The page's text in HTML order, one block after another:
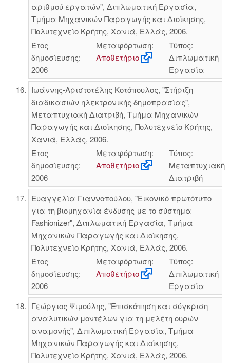
αριθμού εργατών", Διπλωματική Εργασία,
Τμήμα Μηχανικών Παραγωγής και Διοίκησης,
Πολυτεχνείο Κρήτης, Χανιά, Ελλάς, 2006.
Έτος
δημοσίευσης:
2006
Μεταφόρτωση:
Αποθετήριο
Τύπος:
Διπλωματική
Εργασία
Ιωάννης-Αριστοτέλης Κοτόπουλος, "Στήριξη
διαδικασιών ηλεκτρονικής δημοπρασίας",
Μεταπτυχιακή Διατριβή, Τμήμα Μηχανικών
Παραγωγής και Διοίκησης, Πολυτεχνείο Κρήτης,
Χανιά, Ελλάς, 2006.
Έτος
δημοσίευσης:
2006
Μεταφόρτωση:
Αποθετήριο
Τύπος:
Μεταπτυχιακή
Διατριβή
Ευαγγελία Γιαννοπούλου, "Εικονικό πρωτότυπο
για τη βιομηχανία ένδυσης με το σύστημα
Fashionizer", Διπλωματική Εργασία, Τμήμα
Μηχανικών Παραγωγής και Διοίκησης,
Πολυτεχνείο Κρήτης, Χανιά, Ελλάς, 2006.
Έτος
δημοσίευσης:
2006
Μεταφόρτωση:
Αποθετήριο
Τύπος:
Διπλωματική
Εργασία
Γεώργιος Ψιμούλης, "Επισκόπηση και σύγκριση
αναλυτικών μοντέλων για τη μελέτη ουρών
αναμονής", Διπλωματική Εργασία, Τμήμα
Μηχανικών Παραγωγής και Διοίκησης,
Πολυτεχνείο Κρήτης, Χανιά, Ελλάς, 2006.